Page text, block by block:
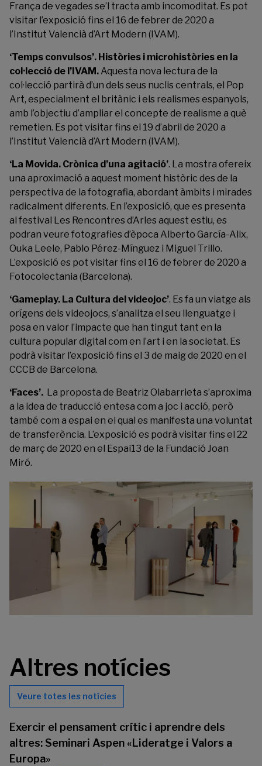
França de vegades se’l tracta amb incomoditat. Es pot
visitar l’exposició fins el 16 de febrer de 2020 a
l’Institut Valencià d’Art Modern (IVAM).
‘Temps convulsos’. Històries i microhistòries en la
col·lecció de l’IVAM. Aquesta nova lectura de la
col·lecció partirà d’un dels seus nuclis centrals, el Pop
Art, especialment el britànic i els realismes espanyols,
amb l’objectiu d’ampliar el concepte de realisme a què
remetien. Es pot visitar fins el 19 d’abril de 2020 a
l’Institut Valencià d’Art Modern (IVAM).
‘La Movida. Crònica d’una agitació’. La mostra ofereix
una aproximació a aquest moment històric des de la
perspectiva de la fotografia, abordant àmbits i mirades
radicalment diferents. En l’exposició, que es presenta
al festival Les Rencontres d’Arles aquest estiu, es
podran veure fotografies d’època Alberto García-Alix,
Ouka Leele, Pablo Pérez-Mínguez i Miguel Trillo.
L’exposició es pot visitar fins el 16 de febrer de 2020 a
Fotocolectania (Barcelona).
‘Gameplay. La Cultura del videojoc’. Es fa un viatge als
orígens dels videojocs, s’analitza el seu llenguatge i
posa en valor l’impacte que han tingut tant en la
cultura popular digital com en l’art i en la societat. Es
podrà visitar l’exposició fins el 3 de maig de 2020 en el
CCCB de Barcelona.
‘Faces’. La proposta de Beatriz Olabarrieta s’aproxima
a la idea de traducció entesa com a joc i acció, però
també com a espai en el qual es manifesta una voluntat
de transferència. L’exposició es podrà visitar fins el 22
de març de 2020 en el Espai13 de la Fundació Joan
Miró.
Altres notícies
Veure totes les notícies
Exercir el pensament crític i aprendre dels
altres: Seminari Aspen «Lideratge i Valors a
Europa»